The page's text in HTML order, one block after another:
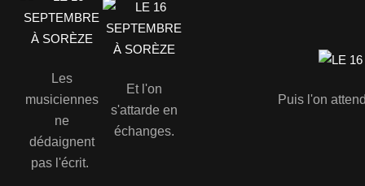
Les
musiciennes
ne
dédaignent
pas l'écrit.
Et l'on
s'attarde en
échanges.
Puis l'on